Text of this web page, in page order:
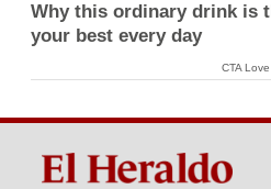
Why this ordinary drink is
your best every day
CTA Love